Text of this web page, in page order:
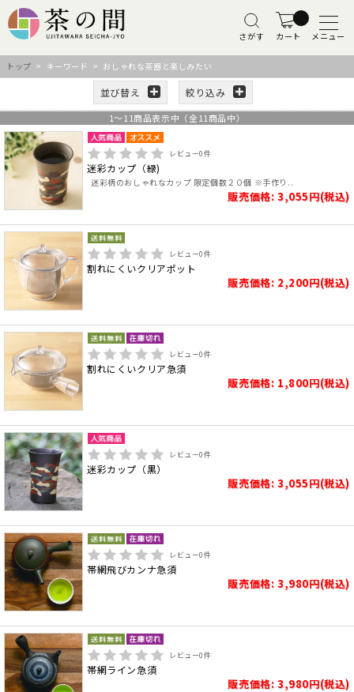
さがす カート メニュー
トップ > キーワード > おしゃれな茶器と楽しみたい
並び替え 絞り込み
1～ 11商品表示中（全 11商品中）
レビュー0件
迷彩カップ（緑)
迷彩柄のおしゃれなカップ 限定個数２０個 ※手作り..
販売価格: 3,055円(税込)
レビュー0件
割れにくいクリアポット
販売価格: 2,200円(税込)
レビュー0件
割れにくいクリア急須
販売価格: 1,800円(税込)
レビュー0件
迷彩カップ（黒）
販売価格: 3,055円(税込)
レビュー0件
帯網飛びカンナ急須
販売価格: 3,980円(税込)
レビュー0件
帯網ライン急須
販売価格: 3,980円(税込)